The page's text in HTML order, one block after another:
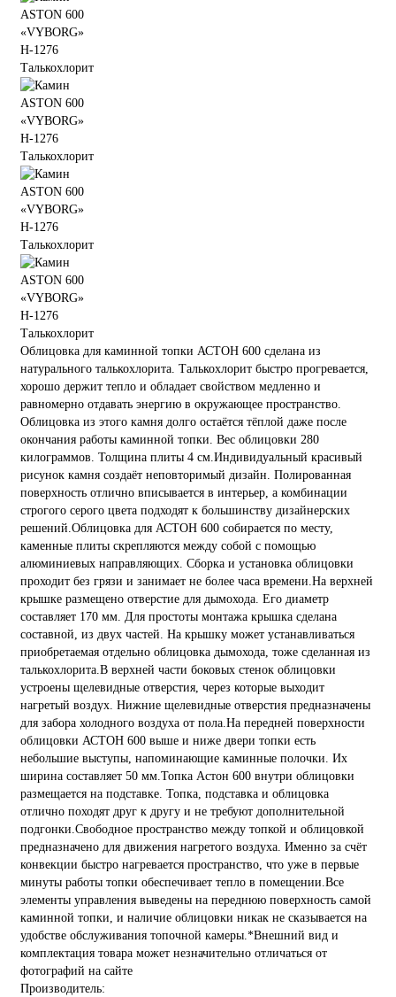
Облицовка для каминной топки АСТОН 600 сделана из
натурального талькохлорита. Талькохлорит быстро прогревается,
хорошо держит тепло и обладает свойством медленно и
равномерно отдавать энергию в окружающее пространство.
Облицовка из этого камня долго остаётся тёплой даже после
окончания работы каминной топки. Вес облицовки 280
килограммов. Толщина плиты 4 см.Индивидуальный красивый
рисунок камня создаёт неповторимый дизайн. Полированная
поверхность отлично вписывается в интерьер, а комбинации
строгого серого цвета подходят к большинству дизайнерских
решений.Облицовка для АСТОН 600 собирается по месту,
каменные плиты скрепляются между собой с помощью
алюминиевых направляющих. Сборка и установка облицовки
проходит без грязи и занимает не более часа времени.На верхней
крышке размещено отверстие для дымохода. Его диаметр
составляет 170 мм. Для простоты монтажа крышка сделана
составной, из двух частей. На крышку может устанавливаться
приобретаемая отдельно облицовка дымохода, тоже сделанная из
талькохлорита.В верхней части боковых стенок облицовки
устроены щелевидные отверстия, через которые выходит
нагретый воздух. Нижние щелевидные отверстия предназначены
для забора холодного воздуха от пола.На передней поверхности
облицовки АСТОН 600 выше и ниже двери топки есть
небольшие выступы, напоминающие каминные полочки. Их
ширина составляет 50 мм.Топка Астон 600 внутри облицовки
размещается на подставке. Топка, подставка и облицовка
отлично походят друг к другу и не требуют дополнительной
подгонки.Свободное пространство между топкой и облицовкой
предназначено для движения нагретого воздуха. Именно за счёт
конвекции быстро нагревается пространство, что уже в первые
минуты работы топки обеспечивает тепло в помещении.Все
элементы управления выведены на переднюю поверхность самой
каминной топки, и наличие облицовки никак не сказывается на
удобстве обслуживания топочной камеры.*Внешний вид и
комплектация товара может незначительно отличаться от
фотографий на сайте
Производитель: